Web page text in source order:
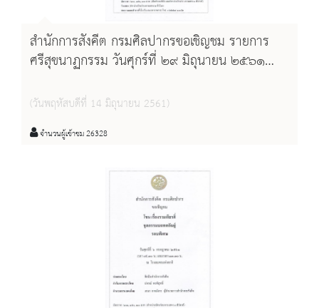
สำนักการสังคีต กรมศิลปากรขอเชิญชม รายการ
ศรีสุขนาฏกรรม วันศุกร์ที่ ๒๙ มิถุนายน ๒๕๖๑
(วันพฤหัสบดีที่ 14 มิถุนายน 2561)
จำนวนผู้เข้าชม 26328